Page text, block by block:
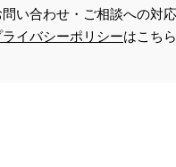
問い合わせ・ご相談への対
ライバシーポリシーはこち